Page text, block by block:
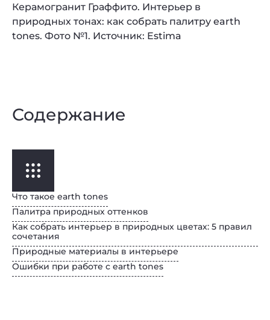
Керамогранит Граффито. Интерьер в
природных тонах: как собрать палитру earth
tones. Фото №1. Источник: Estima
Содержание
Что такое earth tones
Палитра природных оттенков
Как собрать интерьер в природных цветах: 5 правил
сочетания
Природные материалы в интерьере
Ошибки при работе с earth tones